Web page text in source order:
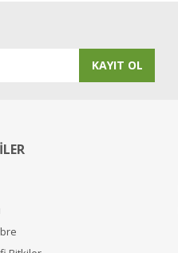
KAYIT OL